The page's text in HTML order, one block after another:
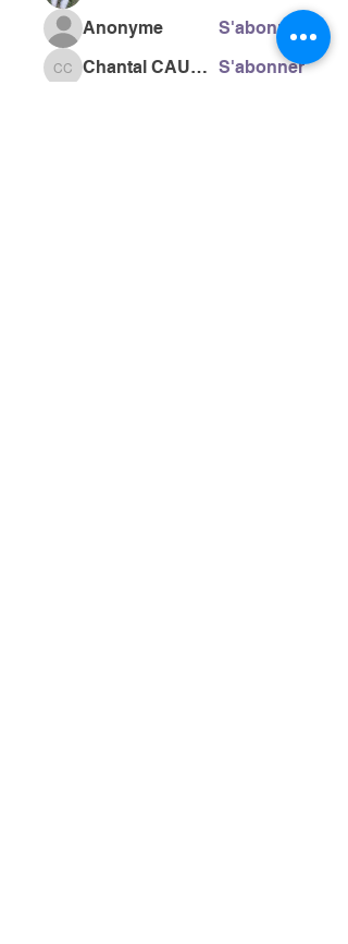
Anonyme
S'abonner
Chantal CAUSSE Chantal CAUSSE S'abonner